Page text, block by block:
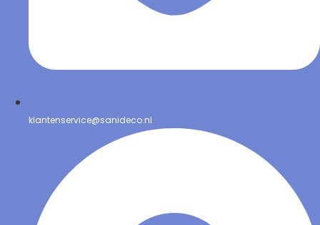
klantenservice@sanideco.nl